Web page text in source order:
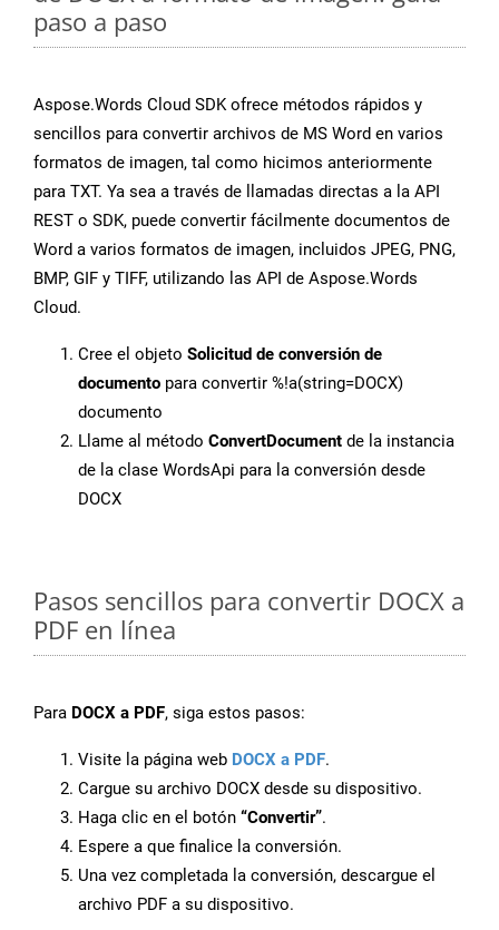
paso a paso
Aspose.Words Cloud SDK ofrece métodos rápidos y
sencillos para convertir archivos de MS Word en varios
formatos de imagen, tal como hicimos anteriormente
para TXT. Ya sea a través de llamadas directas a la API
REST o SDK, puede convertir fácilmente documentos de
Word a varios formatos de imagen, incluidos JPEG, PNG,
BMP, GIF y TIFF, utilizando las API de Aspose.Words
Cloud.
Cree el objeto Solicitud de conversión de
documento para convertir %!a(string=DOCX)
documento
Llame al método ConvertDocument de la instancia
de la clase WordsApi para la conversión desde
DOCX
Pasos sencillos para convertir DOCX a
PDF en línea
Para DOCX a PDF, siga estos pasos:
Visite la página web DOCX a PDF.
Cargue su archivo DOCX desde su dispositivo.
Haga clic en el botón “Convertir”.
Espere a que finalice la conversión.
Una vez completada la conversión, descargue el
archivo PDF a su dispositivo.